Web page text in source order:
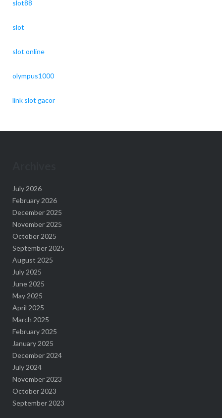
slot88
slot
slot online
olympus1000
link slot gacor
July 2026
February 2026
December 2025
November 2025
October 2025
September 2025
August 2025
July 2025
June 2025
May 2025
April 2025
March 2025
February 2025
January 2025
December 2024
July 2024
November 2023
October 2023
September 2023